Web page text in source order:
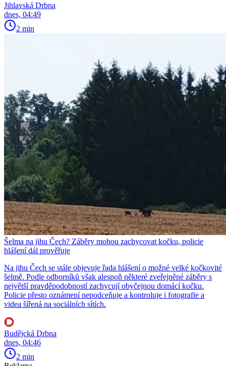
Jihlavská Drbna
dnes, 04:49
2 min
Šelma na jihu Čech? Záběry mohou zachycovat kočku, policie
hlášení dál prověřuje
Na jihu Čech se stále objevuje řada hlášení o možné velké kočkovité
šelmě. Podle odborníků však alespoň některé zveřejněné záběry s
největší pravděpodobností zachycují obyčejnou domácí kočku.
Policie přesto oznámení nepodceňuje a kontroluje i fotografie a
videa šířená na sociálních sítích.
Budějcká Drbna
dnes, 04:46
2 min